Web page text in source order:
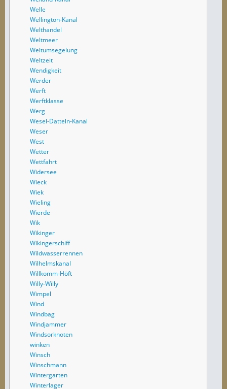
Welle
Wellington-Kanal
Welthandel
Weltmeer
Weltumsegelung
Weltzeit
Wendigkeit
Werder
Werft
Werftklasse
Werg
Wesel-Datteln-Kanal
Weser
West
Wetter
Wettfahrt
Widersee
Wieck
Wiek
Wieling
Wierde
Wik
Wikinger
Wikingerschiff
Wildwasserrennen
Wilhelmskanal
Willkomm-Höft
Willy-Willy
Wimpel
Wind
Windbag
Windjammer
Windsorknoten
winken
Winsch
Winschmann
Wintergarten
Winterlager